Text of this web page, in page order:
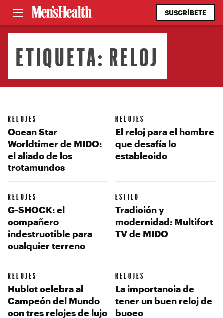
SUSCRÍBETE
ETIQUETA: RELOJ
RELOJES
Ocean Star
Worldtimer de MIDO:
el aliado de los
trotamundos
RELOJES
El reloj para el hombre
que desafía lo
establecido
RELOJES
G-SHOCK: el
compañero
indestructible para
cualquier terreno
ESTILO
Tradición y
modernidad: Multifort
TV de MIDO
RELOJES
Hublot celebra al
Campeón del Mundo
con tres relojes de lujo
RELOJES
La importancia de
tener un buen reloj de
buceo